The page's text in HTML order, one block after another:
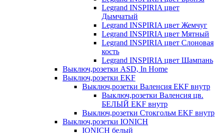
Legrand INSPIRIA цвет
Дымчатый
Legrand INSPIRIA цвет Жемчуг
Legrand INSPIRIA цвет Мятный
Legrand INSPIRIA цвет Слоновая
кость
Legrand INSPIRIA цвет Шампань
Выключ,розетки ASD, In Home
Выключ,розетки EKF
Выключ,розетки Валенсия EKF внутр
Выключ,розетки Валенсия цв.
БЕЛЫЙ EKF внутр
Выключ,розетки Стокгольм EKF внутр
Выключ,розетки IONICH
IONICH белый